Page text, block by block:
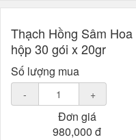
Thạch Hồng Sâm
hộp 30 gói x 20gr
Số lượng mua
- +
Đơn giá
980,000 đ